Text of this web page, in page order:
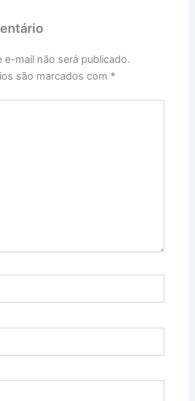
e-mail não será publicado.
são marcados com *